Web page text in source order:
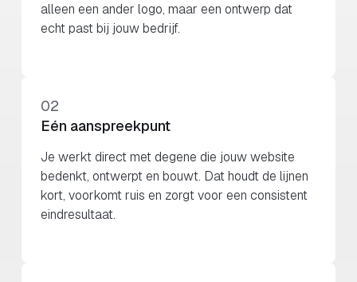
alleen een ander logo, maar een ontwerp dat
echt past bij jouw bedrijf.
02
Eén aanspreekpunt
Je werkt direct met degene die jouw website
bedenkt, ontwerpt en bouwt. Dat houdt de lijnen
kort, voorkomt ruis en zorgt voor een consistent
eindresultaat.